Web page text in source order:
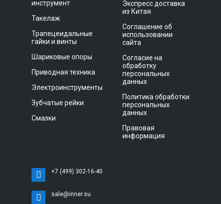
инструмент
Такелаж
Трапецеидальные
гайки и винты
Шариковые опоры
Приводная техника
Электроинструменты
Зубчатые рейки
Смазки
Экспресс доставка
из Китая
Соглашение об
использовании
сайта
Согласие на
обработку
персональных
данных
Политика обработки
персональных
данных
Правовая
информация
+7 (499) 302-16-40
sale@inner.su